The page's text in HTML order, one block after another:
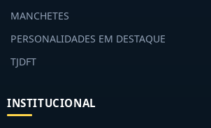
MANCHETES
PERSONALIDADES EM DESTAQUE
TJDFT
INSTITUCIONAL